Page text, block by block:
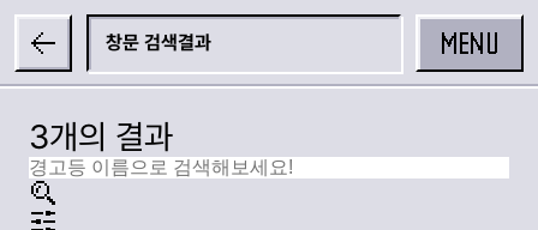
MENU
창문
3개의 결과